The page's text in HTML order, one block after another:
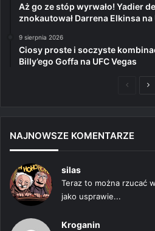
Aż go ze stóp wyrwało! Yadier
znokautował Darrena Elkinsa na
9 sierpnia 2026
Ciosy proste i soczyste
Billy’ego Goffa na UFC Vegas
NAJNOWSZE KOMENTARZE
silas
Teraz to można rzucać
jako usprawie...
Kroganin